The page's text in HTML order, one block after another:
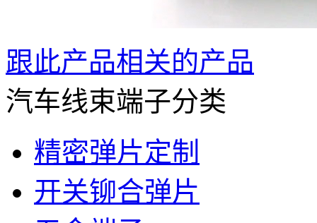
跟此产品相关的产品
汽车线束端子分类
精密弹片定制
开关铆合弹片